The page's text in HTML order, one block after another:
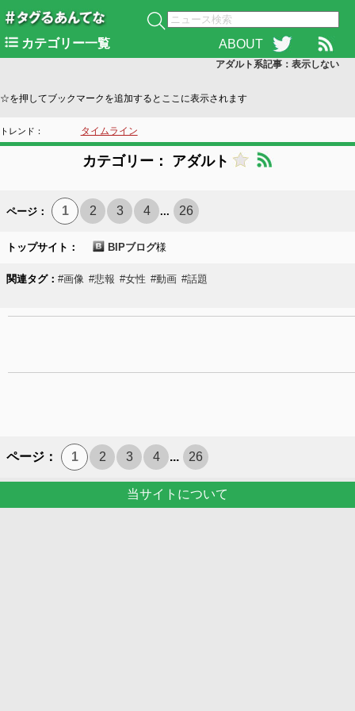
カテゴリー一覧 ABOUT
アダルト系記事：表示しない
☆を押してブックマークを追加するとここに表示されます
タイムライン
トレンド：
カテゴリー： アダルト
ページ： 1 2 3 4 ... 26
トップサイト： BIPブログ様
関連タグ： #画像 #悲報 #女性 #動画 #話題
ページ： 1 2 3 4 ... 26
当サイトについて